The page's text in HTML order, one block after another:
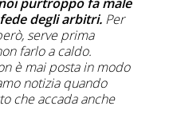
degli arbitri. Per
serve prima
farlo a caldo.
è mai posta in modo
notizia quando
che accada anche